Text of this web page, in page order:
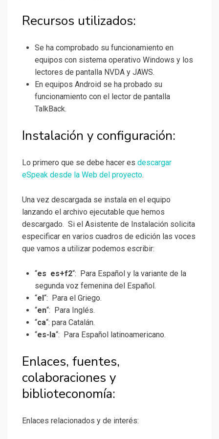
Recursos utilizados:
Se ha comprobado su funcionamiento en
equipos con sistema operativo Windows y los
lectores de pantalla NVDA y JAWS.
En equipos Android se ha probado su
funcionamiento con el lector de pantalla
TalkBack.
Instalación y configuración:
Lo primero que se debe hacer es descargar
eSpeak desde la Web del proyecto.
Una vez descargada se instala en el equipo
lanzando el archivo ejecutable que hemos
descargado. Si el Asistente de Instalación solicita
especificar en varios cuadros de edición las voces
que vamos a utilizar podemos escribir:
“es es+f2“: Para Español y la variante de la
segunda voz femenina del Español.
“el “: Para el Griego.
“en“: Para Inglés.
“ca“: para Catalán.
“es-la“: Para Español latinoamericano.
Enlaces, fuentes,
colaboraciones y
biblioteconomía:
Enlaces relacionados y de interés: